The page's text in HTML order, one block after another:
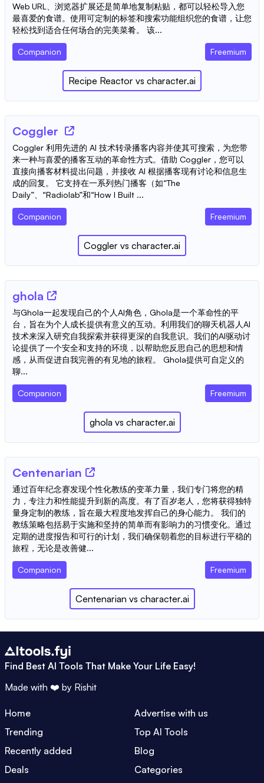
Web URL、浏览器扩展还是简单地复制粘贴，都可以轻松导入您
最喜爱的食谱。使用可定制的标签和搜索功能组织您的食谱，让您
轻松找到适合任何场合的完美菜肴。 该...
Companion Freemium
Recipe Reactor vs character.ai
Coggler
Coggler 利用先进的 AI 技术转录播客内容并使其可搜索，为您带
来一种与喜爱的播客互动的革命性方式。借助 Coggler，您可以
直接向播客材料提出问题，并接收 AI 根据播客现有讨论和信息生
成的回复。 它支持在一系列热门播客（如“The
Daily”、“Radiolab”和“How I Built ...
Companion Freemium
Coggler vs character.ai
ghola
与Ghola一起发现自己的个人AI角色，Ghola是一个革命性的平
台，旨在为个人成长提供有意义的互动。利用我们的聊天机器人AI
技术来深入研究自我探索并获得更深的自我意识。我们的AI驱动讨
论提供了一个安全和支持的环境，以帮助您反思自己的思想和情
感，从而促进自我完善的有见地的旅程。 Ghola提供可自定义的
聊...
Companion Freemium
ghola vs character.ai
Centenarian
通过百年纪念赛发现个性化教练的变革力量，我们专门将您的精
力，专注力和性能提升到新的高度。有了百岁老人，您将获得独特
量身定制的教练，旨在最大程度地发挥自己的身心能力。 我们的
教练策略包括易于实施和坚持的简单而有影响力的习惯变化。通过
定期的进度报告和可行的计划，我们确保朝着您的目标进行平稳的
旅程，无论是改善健...
Companion Freemium
Centenarian vs character.ai
Find Best AI Tools That Make Your Life Easy!
Made with ❤️ by Rishit
Home
Advertise with us
Trending
Top AI Tools
Recently added
Blog
Deals
Categories